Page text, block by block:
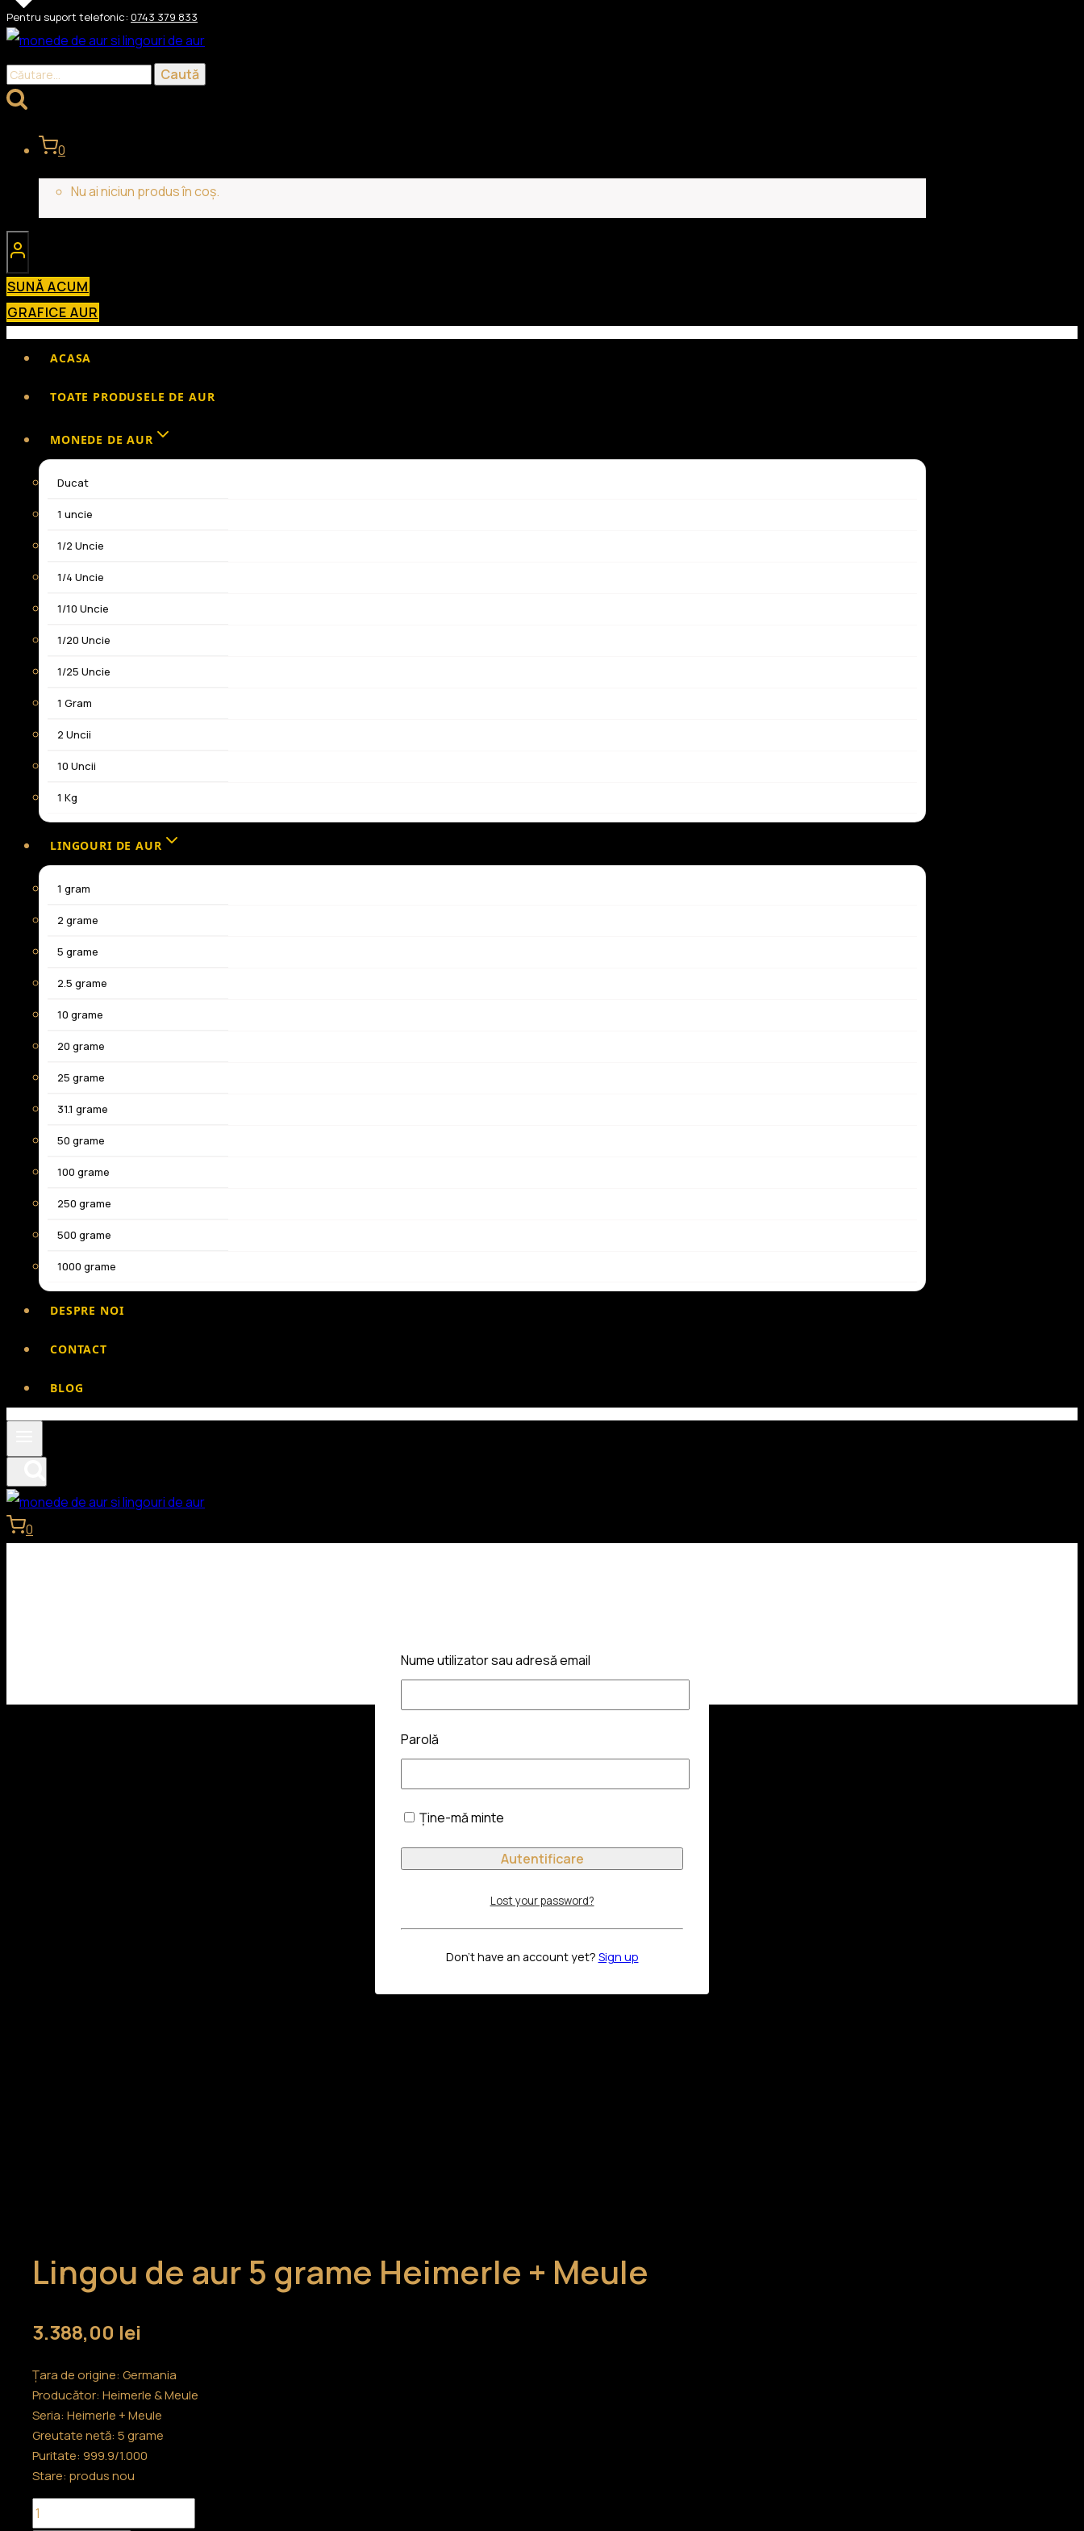
Skip
to
content
Pentru suport telefonic: 0743 379 833
Caută
după:
0
Nu ai niciun produs în coș.
SUNĂ ACUM
GRAFICE AUR
ACASA
TOATE PRODUSELE DE AUR
MONEDE DE AUR
Ducat
1 uncie
1/2 Uncie
1/4 Uncie
1/10 Uncie
1/20 Uncie
1/25 Uncie
1 Gram
2 Uncii
10 Uncii
1 Kg
LINGOURI DE AUR
1 gram
2 grame
5 grame
2.5 grame
10 grame
20 grame
25 grame
31.1 grame
50 grame
100 grame
250 grame
500 grame
1000 grame
DESPRE NOI
CONTACT
BLOG
0
Lingou de aur 5 grame Heimerle + Meule
3.388,00 lei
Țara de origine: Germania
Producător: Heimerle & Meule
Seria: Heimerle + Meule
Greutate netă: 5 grame
Puritate: 999.9/1.000
Stare: produs nou
Cantitate
Nume utilizator sau adresă email
Parolă
Ține-mă minte
Lost your password?
Don't have an account yet? Sign up